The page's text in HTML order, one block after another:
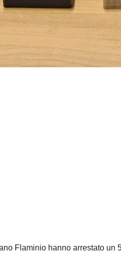
Flaminio hanno arrestato un